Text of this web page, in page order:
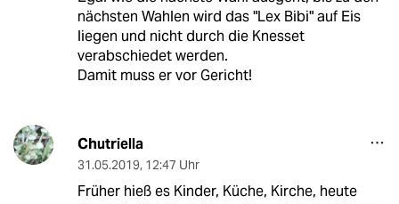
nächsten Wahlen wird das "Lex Bibi" auf Eis
liegen und nicht durch die Knesset
verabschiedet werden.
Damit muss er vor Gericht!
Chutriella
31.05.2019, 12:47 Uhr
Früher hieß es Kinder, Küche, Kirche, heute